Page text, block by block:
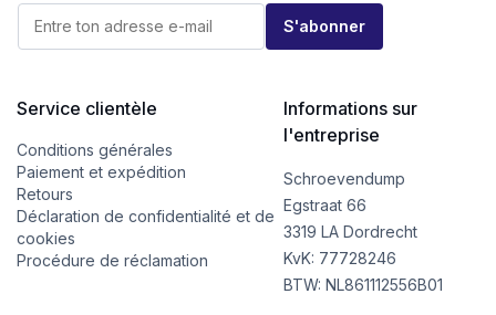
a
E
m
a
i
l
E
-
m
E
m
l
S'abonner
Service clientèle
Conditions générales
Paiement et expédition
Retours
Déclaration de confidentialité et de
cookies
Procédure de réclamation
Informations sur
l'entreprise
Schroevendump
Egstraat 66
3319 LA Dordrecht
KvK: 77728246
BTW: NL861112556B01